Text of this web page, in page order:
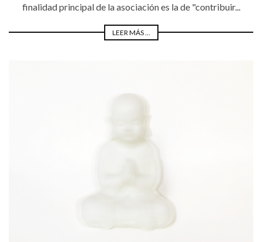
finalidad principal de la asociación es la de "contribuir...
LEER MÁS ...